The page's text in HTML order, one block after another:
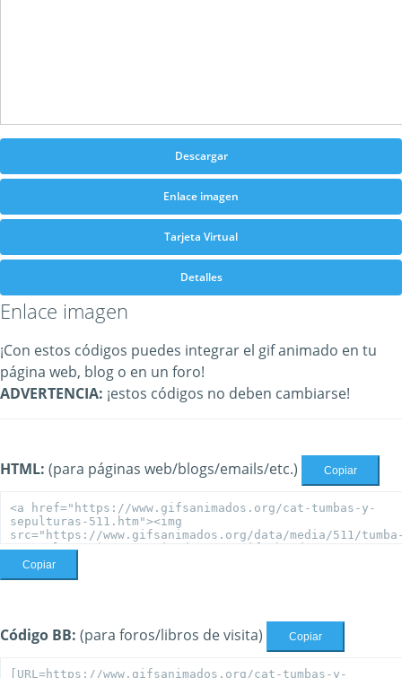
Descargar
Enlace imagen
Tarjeta Virtual
Detalles
Enlace imagen
¡Con estos códigos puedes integrar el gif animado en tu
página web, blog o en un foro!
ADVERTENCIA: ¡estos códigos no deben cambiarse!
HTML: (para páginas web/blogs/emails/etc.) Copiar
Copiar
Código BB: (para foros/libros de visita) Copiar